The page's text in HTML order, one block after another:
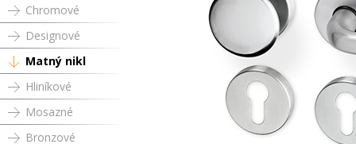
Chromové
Designové
Matný nikl
Hliníkové
Mosazné
Bronzové